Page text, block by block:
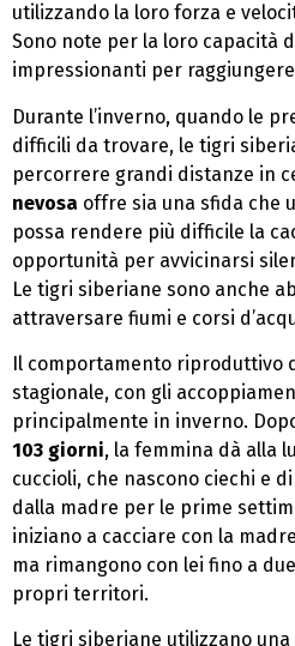
utilizzando la loro forza e
Sono note per la loro capacità
impressionanti per
Durante l’inverno, quando le
difficili da trovare, le tigri
percorrere grandi distanze in
nevosa offre sia una sfida che
possa rendere più difficile la
opportunità per avvicinarsi
Le tigri siberiane sono anche
attraversare fiumi e corsi
Il comportamento riproduttivo
stagionale, con gli
principalmente in inverno.
103 giorni, la femmina dà alla
cuccioli, che nascono ciechi e
dalla madre per le prime
iniziano a cacciare con la
ma rimangono con lei fino a
propri territori.
Le tigri siberiane utilizzano